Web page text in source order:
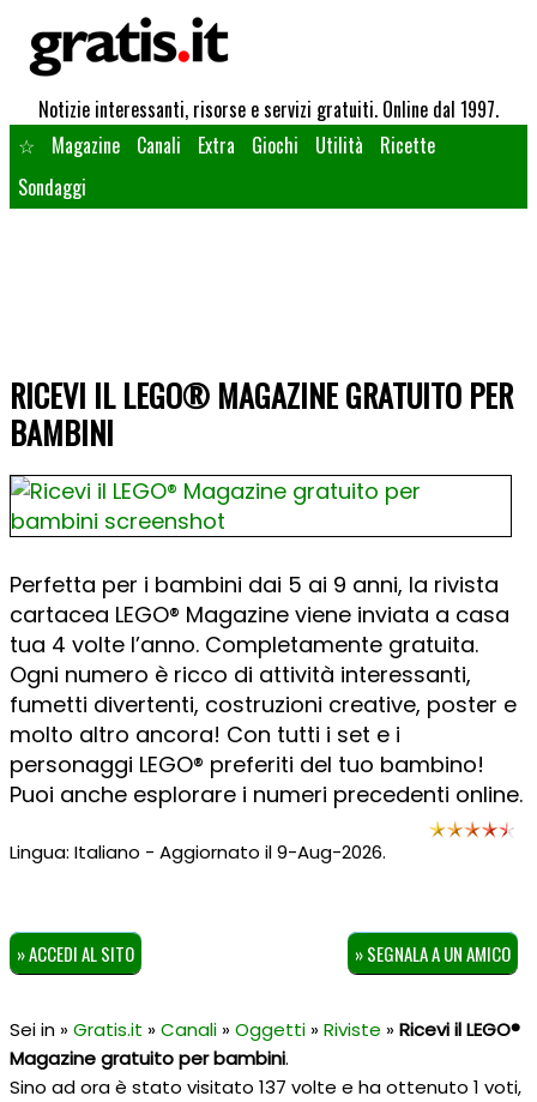
Notizie interessanti, risorse e servizi gratuiti. Online dal 1997.
☆
Magazine Canali Extra Giochi Utilità
Ricette
Sondaggi
RICEVI IL LEGO® MAGAZINE GRATUITO PER
BAMBINI
Perfetta per i bambini dai 5 ai 9 anni, la rivista
cartacea LEGO® Magazine viene inviata a casa
tua 4 volte l’anno. Completamente gratuita.
Ogni numero è ricco di attività interessanti,
fumetti divertenti, costruzioni creative, poster e
molto altro ancora! Con tutti i set e i
personaggi LEGO® preferiti del tuo bambino!
Puoi anche esplorare i numeri precedenti online.
Lingua: Italiano - Aggiornato il 9-Aug-2026.
» ACCEDI AL SITO » SEGNALA A UN AMICO
Sei in »Gratis.it »Canali»Oggetti»Riviste »Ricevi il LEGO®
Magazine gratuito per bambini.
Sino ad ora è stato visitato 137 volte e ha ottenuto 1 voti,